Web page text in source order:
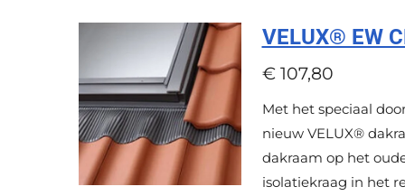
VELUX® EW
€ 107,80
Met het speciaal
nieuw VELUX®
dakraam op het
isolatiekraag in het